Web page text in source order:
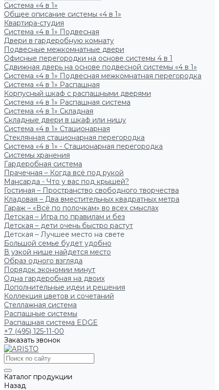
Система «4 в 1»
Общее описание системы «4 в 1»
Квартира-студия
Система «4 в 1» Подвесная
Двери в гардеробную комнату
Подвесные межкомнатные двери
Офисные перегородки на основе системы 4 в 1
Сдвижная дверь на основе подвесной системы «4 в 1»
Система «4 в 1» Подвесная межкомнатная перегородка
Система «4 в 1» Распашная
Корпусный шкаф с распашными дверями
Система «4 в 1» Распашная система
Система «4 в 1» Складная
Складные двери в шкаф или нишу
Система «4 в 1» Стационарная
Стеклянная стационарная перегородка
Система «4 в 1» - Стационарная перегородка
Системы хранения
Гардеробная система
Прачечная – Когда всё под рукой
Мансарда - Что у вас под крышей?
Гостиная – Пространство свободного творчества
Кладовая – Два вместительных квадратных метра
Гараж – «Всё по полочкам» во всех смыслах
Детская – Игра по правилам и без
Детская – дети очень быстро растут
Детская – Лучшее место на свете
Большой семье будет удобно
В узкой нише найдется место
Образ одного взгляда
Порядок экономии минут
Одна гардеробная на двоих
Дополнительные идеи и решения
Коллекция цветов и сочетаний
Стеллажная система
Распашные системы
Распашная система EDGE
+7 (495) 125-11-00
Заказать звонок
Каталог продукции
Назад